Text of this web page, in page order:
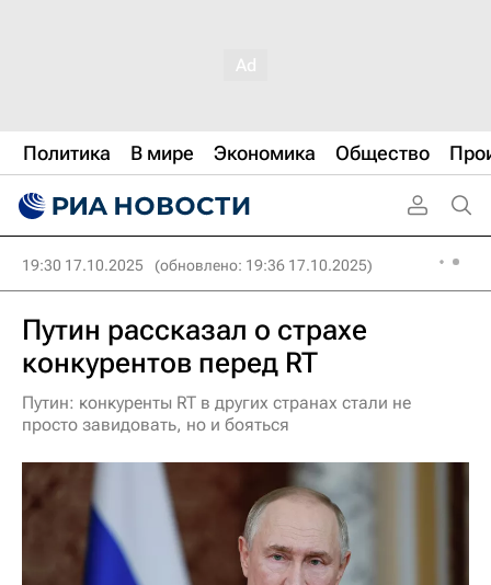
Политика В мире Экономика Общество
19:30 17.10.2025 (обновлено: 19:36 17.10.2025)
Путин рассказал о страхе
конкурентов перед RT
Путин: конкуренты RT в других странах стали не
просто завидовать, но и бояться